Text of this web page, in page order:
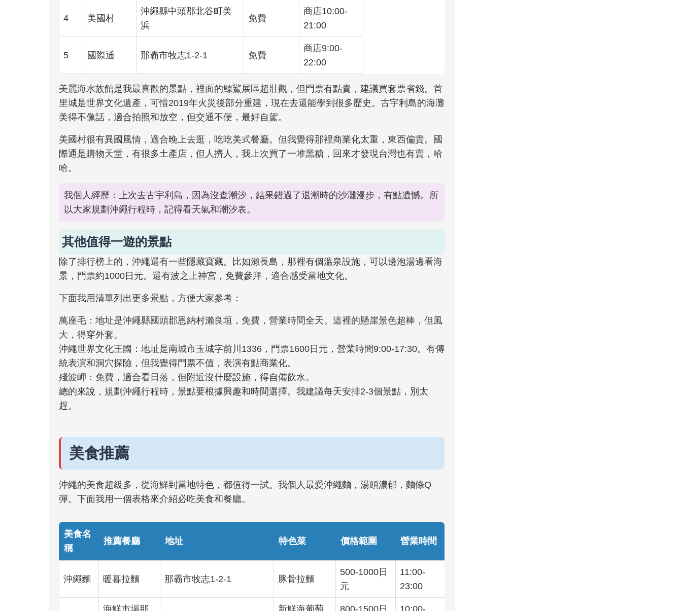
4 美國村
沖繩縣中頭郡北谷町美
浜
免費
商店10:00-
21:00
5 國際通 那霸市牧志1-2-1 免費
商店9:00-
22:00
美麗海水族館是我最喜歡的景點，裡面的鯨鯊展區超壯觀，但門票有點貴，建議買套票省錢。首
里城是世界文化遺產，可惜2019年火災後部分重建，現在去還能學到很多歷史。古宇利島的海灘
美得不像話，適合拍照和放空，但交通不便，最好自駕。
美國村很有異國風情，適合晚上去逛，吃吃美式餐廳。但我覺得那裡商業化太重，東西偏貴。國
際通是購物天堂，有很多土產店，但人擠人，我上次買了一堆黑糖，回來才發現台灣也有賣，哈
哈。
我個人經歷：上次去古宇利島，因為沒查潮汐，結果錯過了退潮時的沙灘漫步，有點遺憾。所
以大家規劃沖繩行程時，記得看天氣和潮汐表。
其他值得一遊的景點
除了排行榜上的，沖繩還有一些隱藏寶藏。比如瀨長島，那裡有個溫泉設施，可以邊泡湯邊看海
景，門票約1000日元。還有波之上神宮，免費參拜，適合感受當地文化。
下面我用清單列出更多景點，方便大家參考：
萬座毛：地址是沖繩縣國頭郡恩納村瀨良垣，免費，營業時間全天。這裡的懸崖景色超棒，但風
大，得穿外套。
沖繩世界文化王國：地址是南城市玉城字前川1336，門票1600日元，營業時間9:00-17:30。有傳
統表演和洞穴探險，但我覺得門票不值，表演有點商業化。
殘波岬：免費，適合看日落，但附近沒什麼設施，得自備飲水。
總的來說，規劃沖繩行程時，景點要根據興趣和時間選擇。我建議每天安排2-3個景點，別太
趕。
美食推薦
沖繩的美食超級多，從海鮮到當地特色，都值得一試。我個人最愛沖繩麵，湯頭濃郁，麵條Q
彈。下面我用一個表格來介紹必吃美食和餐廳。
美食名
稱
推薦餐廳 地址 特色菜 價格範圍 營業時間
沖繩麵 暖暮拉麵 那霸市牧志1-2-1 豚骨拉麵
500-1000日
元
11:00-
23:00
海鮮市場那 新鮮海葡萄 800-1500日 10:00-